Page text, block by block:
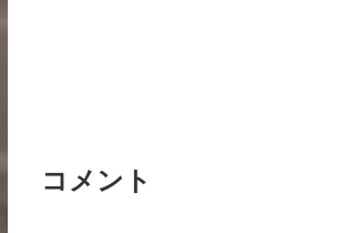
コメント